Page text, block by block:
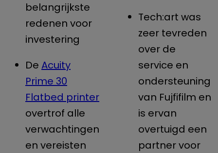
belangrijkste
redenen voor
investering
De Acuity
Prime 30
Flatbed printer
overtrof alle
verwachtingen
en vereisten
Tech:art was
zeer tevreden
over de
service en
ondersteuning
van Fujfifilm en
is ervan
overtuigd een
partner voor